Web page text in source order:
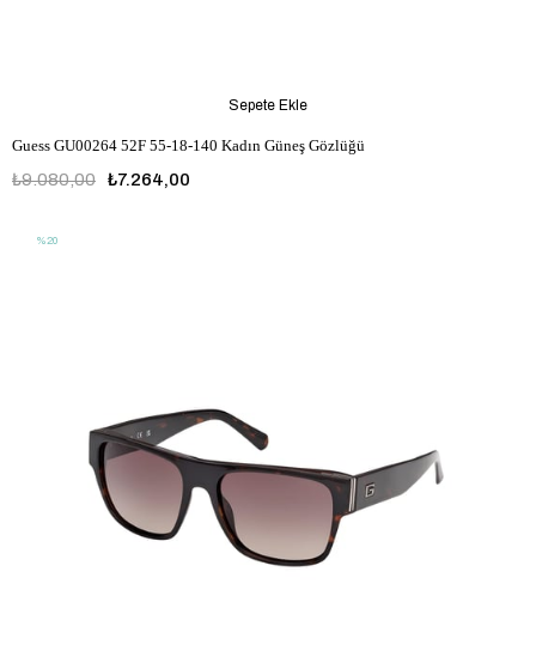
Guess GU00264 52F 55-18-140 Kadın Güneş Gözlüğü
₺7.264,00
₺9.080,00
Sepete Ekle
%20